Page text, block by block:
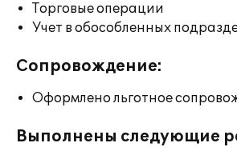
Торговые операции
Учет в обособленных
Сопровождение:
Оформлено льготное
Выполнены следующие